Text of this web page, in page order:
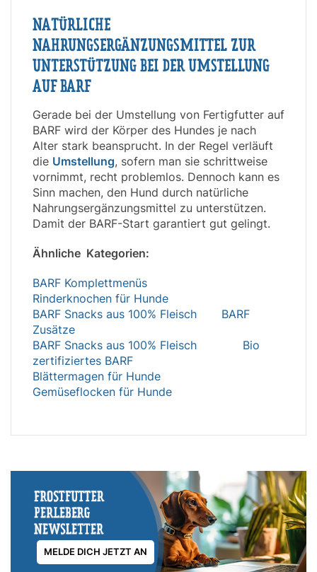
NATÜRLICHE
NAHRUNGSERGÄNZUNGSMITTEL ZUR
UNTERSTÜTZUNG BEI DER UMSTELLUNG
AUF BARF
Gerade bei der Umstellung von Fertigfutter auf
BARF wird der Körper des Hundes je nach
Alter stark beansprucht. In der Regel verläuft
die Umstellung, sofern man sie schrittweise
vornimmt, recht problemlos. Dennoch kann es
Sinn machen, den Hund durch natürliche
Nahrungsergänzungsmittel zu unterstützen.
Damit der BARF-Start garantiert gut gelingt.
Ähnliche Kategorien:
BARF Komplettmenüs
Rinderknochen für Hunde
BARF Snacks aus 100% Fleisch
BARF
Zusätze
BARF Snacks aus 100% Fleisch
Bio
zertifiziertes BARF
Blättermagen für Hunde
Gemüseflocken für Hunde
MELDE DICH JETZT AN